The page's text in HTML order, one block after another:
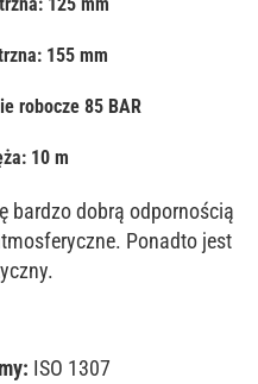
125 mm
155 mm
robocze 85 BAR
10 m
bardzo dobrą odpornością
Ponadto jest
ISO 1307